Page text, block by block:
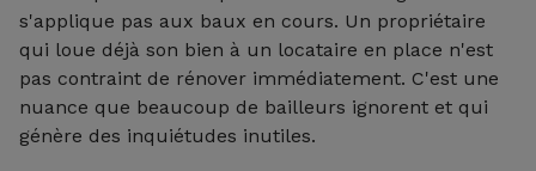
s'applique pas aux baux en cours. Un propriétaire
qui loue déjà son bien à un locataire en place n'est
pas contraint de rénover immédiatement. C'est une
nuance que beaucoup de bailleurs ignorent et qui
génère des inquiétudes inutiles.